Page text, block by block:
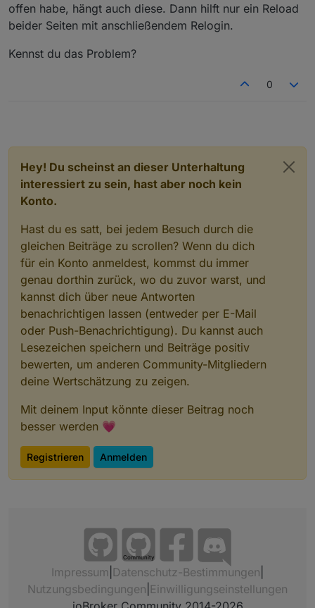
offen habe, hängt auch diese. Dann hilft nur ein Reload
beider Seiten mit anschließendem Relogin.
Kennst du das Problem?
0
Hey! Du scheinst an dieser Unterhaltung
interessiert zu sein, hast aber noch kein
Konto.
Hast du es satt, bei jedem Besuch durch die
gleichen Beiträge zu scrollen? Wenn du dich
für ein Konto anmeldest, kommst du immer
genau dorthin zurück, wo du zuvor warst, und
kannst dich über neue Antworten
benachrichtigen lassen (entweder per E-Mail
oder Push-Benachrichtigung). Du kannst auch
Lesezeichen speichern und Beiträge positiv
bewerten, um anderen Community-Mitgliedern
deine Wertschätzung zu zeigen.
Mit deinem Input könnte dieser Beitrag noch
besser werden 💗
Registrieren Anmelden
Community
Impressum Datenschutz-Bestimmungen
Nutzungsbedingungen Einwilligungseinstellungen